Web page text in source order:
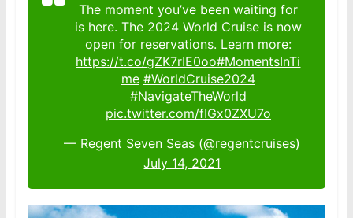
The moment you’ve been waiting for
is here. The 2024 World Cruise is now
open for reservations. Learn more:
https://t.co/gZK7rIE0oo#MomentsInTi
me #WorldCruise2024
#NavigateTheWorld
pic.twitter.com/fIGx0ZXU7o
— Regent Seven Seas (@regentcruises)
July 14, 2021